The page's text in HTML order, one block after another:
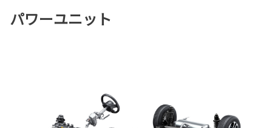
パワーユニット